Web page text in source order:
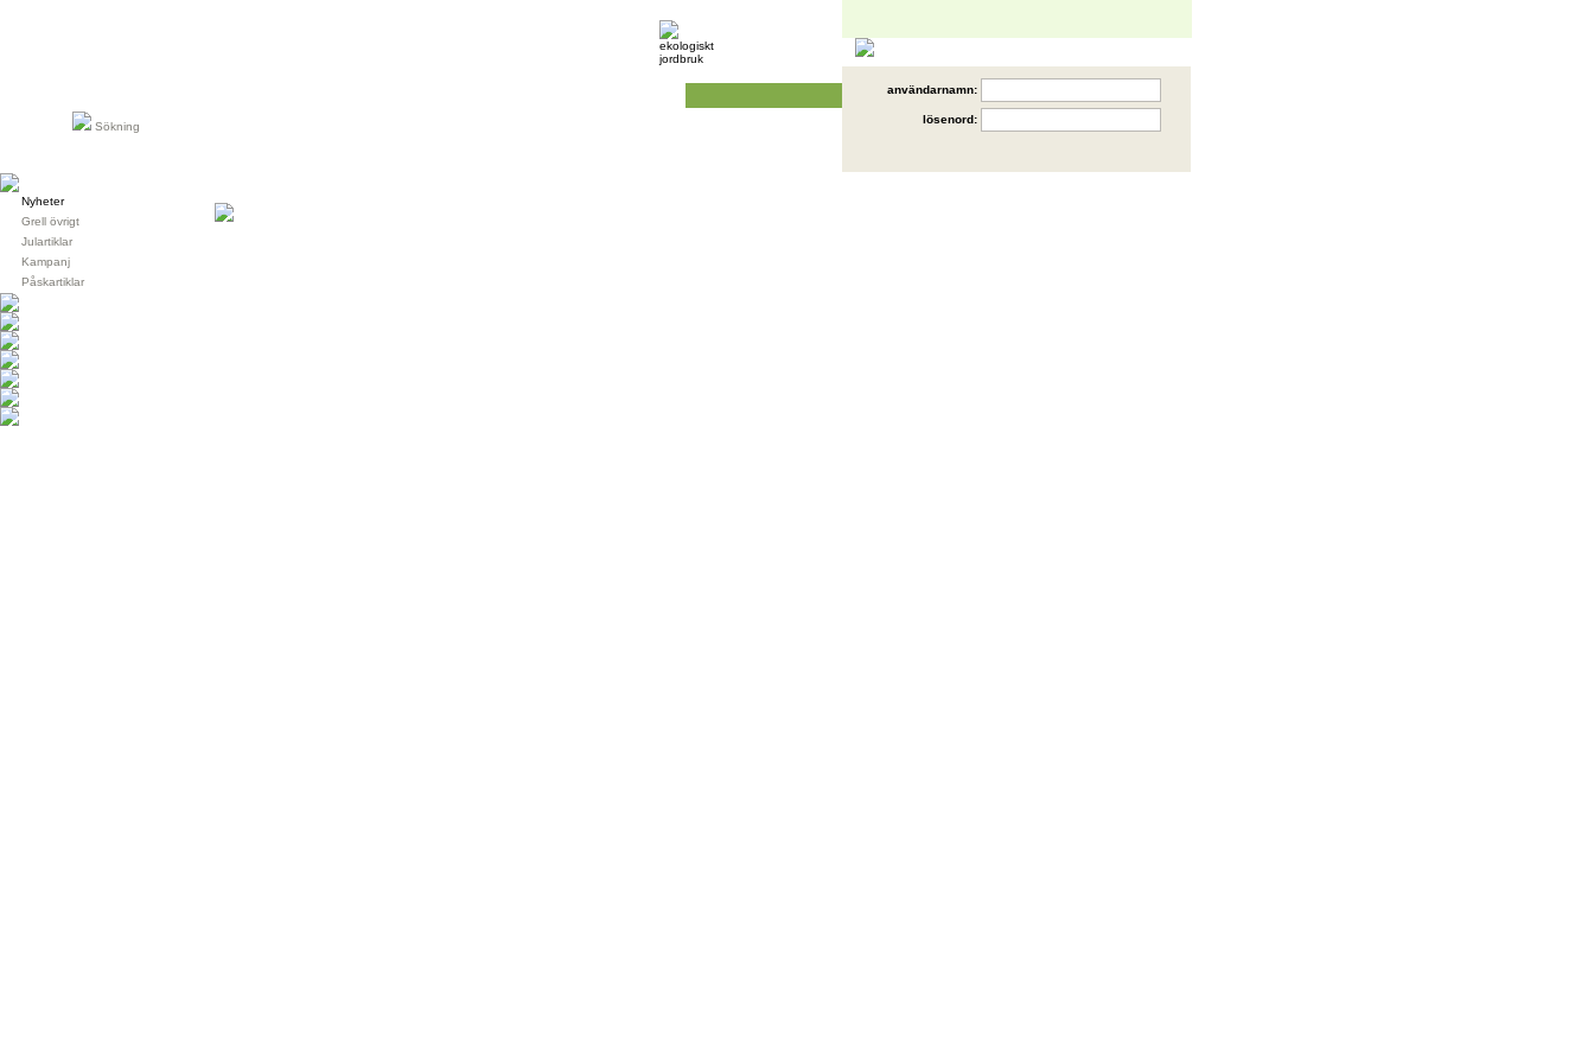
Sökning
användarnamn:
lösenord:
Nyheter
Grell övrigt
Julartiklar
Kampanj
Påskartiklar